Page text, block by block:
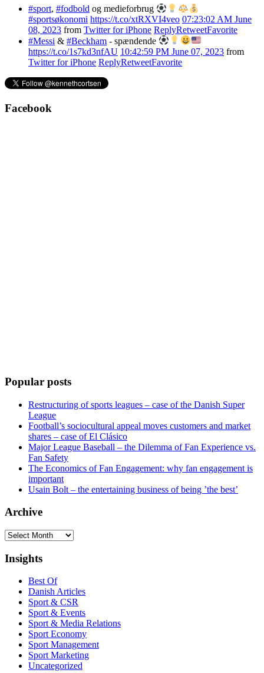
#sport, #fodbold og medieforbrug
#sportsøkonomi https://t.co/xtRXVI4veo 07:23:02 AM June
08, 2023 from Twitter for iPhone ReplyRetweetFavorite
#Messi & #Beckham - spændende
https://t.co/1s7kd3nfAU 10:42:59 PM June 07, 2023 from
Twitter for iPhone ReplyRetweetFavorite
Facebook
Popular posts
Restructuring of sports leagues – case of the Danish Super
League
Football’s sociocultural appeal moves customers and market
shares – case of El Clásico
Major League Baseball – the Dilemma of Fan Experience vs.
Fan Safety
The Economics of Fan Engagement: why fan engagement is
important
Usain Bolt – the entertaining business of being ’the best’
Archive
Archive
Insights
Best Of
Danish Articles
Sport & CSR
Sport & Events
Sport & Media Relations
Sport Economy
Sport Management
Sport Marketing
Uncategorized